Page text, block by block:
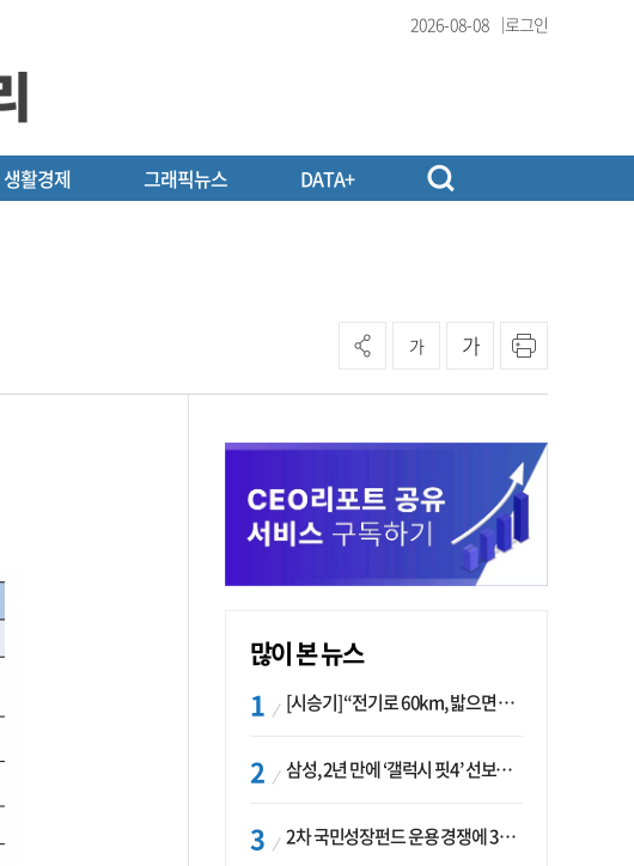
2026-08-08 로그인
생활경제 그래픽뉴스 DATA+
가 가
많이 본 뉴스
[시승기] “전기로 60km, 밟으면 462마력”…볼보 XC60 T8의 두 얼굴
삼성, 2년 만에 ‘갤럭시 핏4’ 선보이나…웨어러블 생태계 확장 ‘시동’
2차 국민성장펀드 운용 경쟁에 33개사 몰렸다…신한·하나 등 새 얼굴 대거 합류